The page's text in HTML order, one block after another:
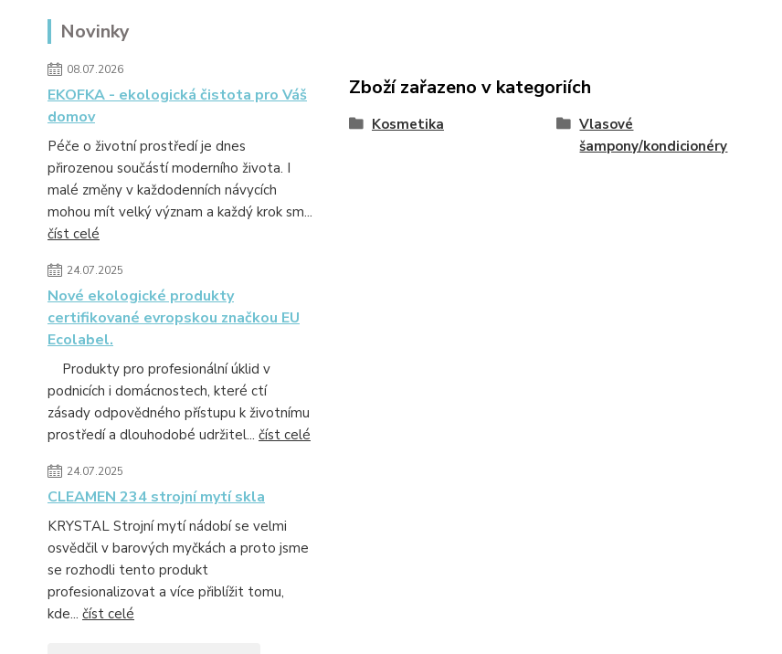
Novinky
08.07.2026
EKOFKA - ekologická čistota pro Váš
domov
Péče o životní prostředí je dnes
přirozenou součástí moderního života. I
malé změny v každodenních návycích
mohou mít velký význam a každý krok sm...
číst celé
24.07.2025
Nové ekologické produkty
certifikované evropskou značkou EU
Ecolabel.
Produkty pro profesionální úklid v
podnicích i domácnostech, které ctí
zásady odpovědného přístupu k životnímu
prostředí a dlouhodobé udržitel... číst celé
24.07.2025
CLEAMEN 234 strojní mytí skla
KRYSTAL Strojní mytí nádobí se velmi
osvědčil v barových myčkách a proto jsme
se rozhodli tento produkt
profesionalizovat a více přiblížit tomu,
kde... číst celé
Zboží zařazeno v kategoriích
Kosmetika
Vlasové
šampony/kondicionéry